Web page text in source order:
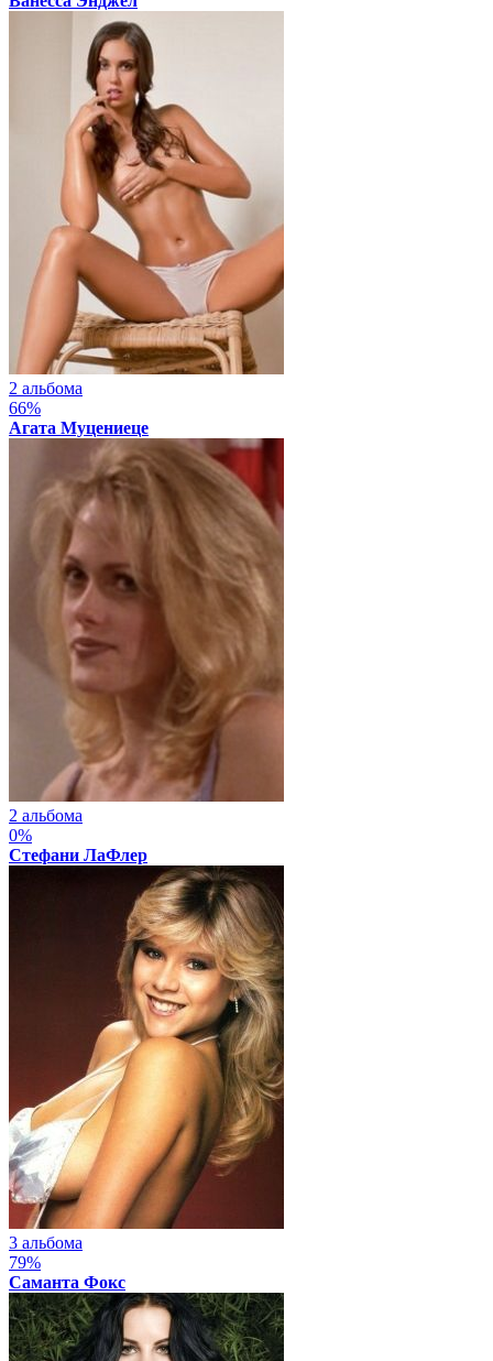
2 альбома
66%
Агата Муцениеце
2 альбома
0%
Стефани ЛаФлер
3 альбома
79%
Саманта Фокс